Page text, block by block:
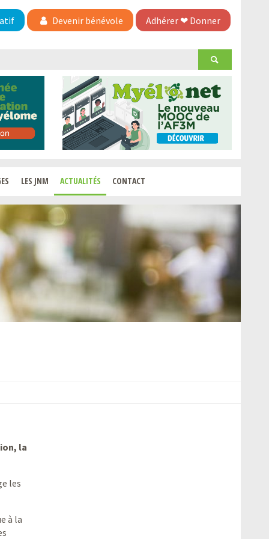
Devenir bénévole Adhérer ❤ Donner
LES JNM ACTUALITÉS CONTACT
la
les
à la